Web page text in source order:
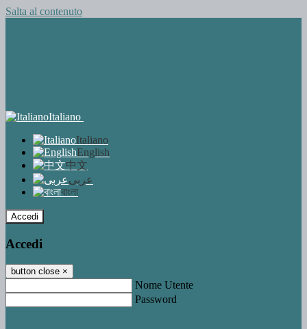
Salta al contenuto
Italiano
Italiano
English
中文
عربى
বাংলা
Accedi
Accedi
button close ×
Nome Utente
Password